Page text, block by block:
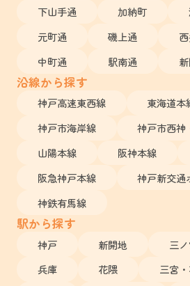
下山手通 加納町
元町通
磯上通
中町通
駅南通
沿線から探す
神戸高速東西線
東海道本
神戸市海岸線
神戸市西神
山陽本線
阪神本線
阪急神戸本線
神戸新交通
神鉄有馬線
駅から探す
神戸 新開地 三
兵庫
花隈
三宮